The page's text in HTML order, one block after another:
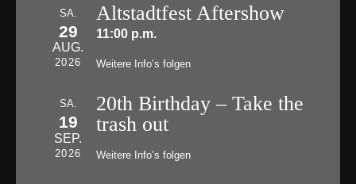
SA.
29
AUG.
2026
Altstadtfest Aftershow
11:00 p.m.
Weitere Info’s folgen
SA.
19
SEP.
2026
20th Birthday – Take the
trash out
Weitere Info’s folgen